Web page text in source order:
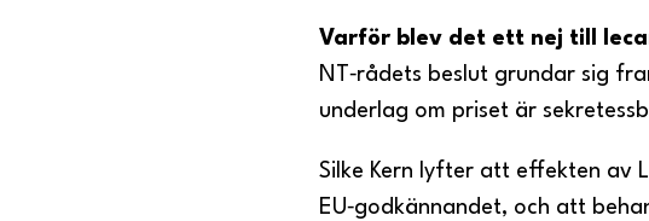
Varför blev det ett nej till
NT‑rådets beslut grundar sig
underlag om priset är
Silke Kern lyfter att effekten av
EU‑godkännandet, och att